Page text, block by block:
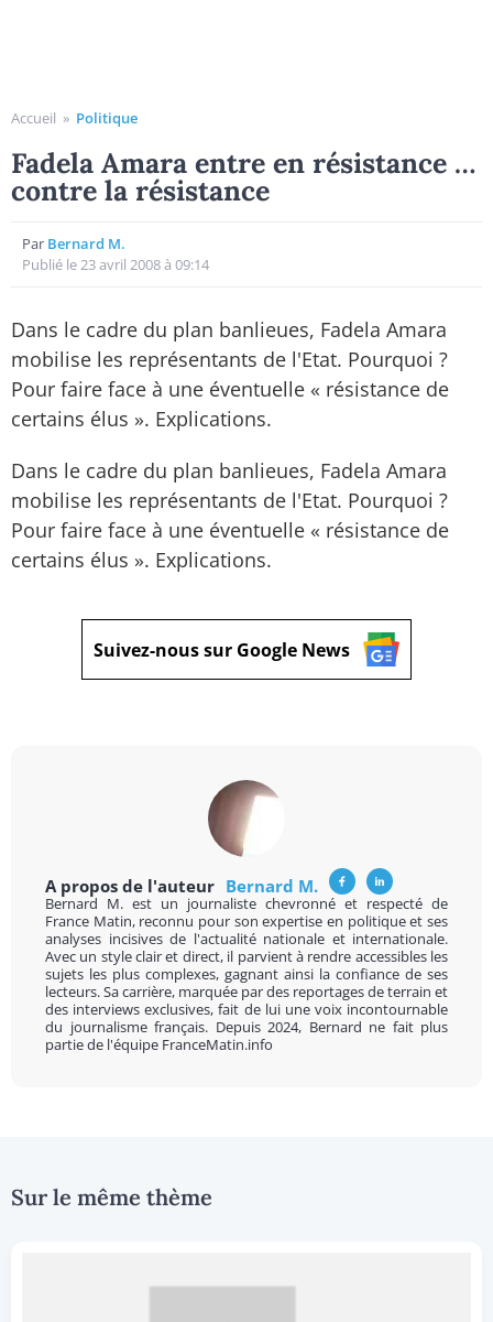
Accueil » Politique
Fadela Amara entre en résistance …
contre la résistance
Par Bernard M.
Publié le 23 avril 2008 à 09:14
Dans le cadre du plan banlieues, Fadela Amara
mobilise les représentants de l'Etat. Pourquoi ?
Pour faire face à une éventuelle « résistance de
certains élus ». Explications.
Dans le cadre du plan banlieues, Fadela Amara
mobilise les représentants de l'Etat. Pourquoi ?
Pour faire face à une éventuelle « résistance de
certains élus ». Explications.
Suivez-nous sur Google News
A propos de l'auteur Bernard M.
Bernard M. est un journaliste chevronné et respecté de
France Matin, reconnu pour son expertise en politique et ses
analyses incisives de l'actualité nationale et internationale.
Avec un style clair et direct, il parvient à rendre accessibles les
sujets les plus complexes, gagnant ainsi la confiance de ses
lecteurs. Sa carrière, marquée par des reportages de terrain et
des interviews exclusives, fait de lui une voix incontournable
du journalisme français. Depuis 2024, Bernard ne fait plus
partie de l'équipe FranceMatin.info
Sur le même thème